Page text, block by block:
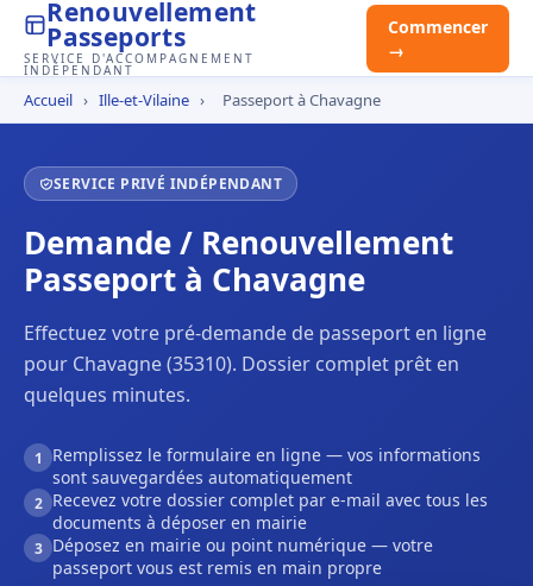
Renouvellement
Passeports
SERVICE D'ACCOMPAGNEMENT
INDÉPENDANT
Commencer
→
Accueil › Ille-et-Vilaine › Passeport à Chavagne
SERVICE PRIVÉ INDÉPENDANT
Demande / Renouvellement
Passeport à Chavagne
Effectuez votre pré-demande de passeport en ligne
pour Chavagne (35310). Dossier complet prêt en
quelques minutes.
1
Remplissez le formulaire en ligne — vos informations
sont sauvegardées automatiquement
2 Recevez votre dossier complet par e-mail avec tous les
documents à déposer en mairie
3 Déposez en mairie ou point numérique — votre
passeport vous est remis en main propre